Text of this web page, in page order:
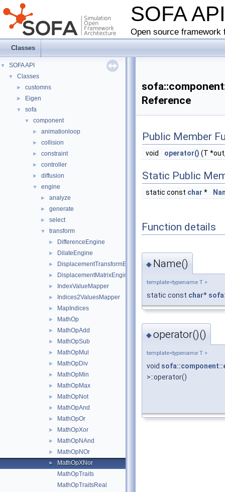
SOFA
Open source
Classes
▼ SOFA API
▼ Classes
► customns
► Eigen
▼ sofa
▼ component
► animationloop
► collision
► constraint
► controller
► diffusion
▼ engine
► analyze
► generate
► select
▼ transform
► DifferenceEngine
► DilateEngine
► DisplacementTransformEngine
► DisplacementMatrixEngine
► IndexValueMapper
► Indices2ValuesMapper
► MapIndices
► MathOp
► MathOpAdd
► MathOpSub
► MathOpMul
► MathOpDiv
► MathOpMin
► MathOpMax
► MathOpNot
► MathOpAnd
► MathOpOr
► MathOpXor
► MathOpNAnd
► MathOpNOr
►
MathOpXNor
MathOpTraits
MathOpTraitsReal
Reference
Public Member
void operator() (T
Static Public
static const char *
Function details
◆ Name()
template<typename T >
static const char*
◆operator()()
template<typename T >
void
>::operator()